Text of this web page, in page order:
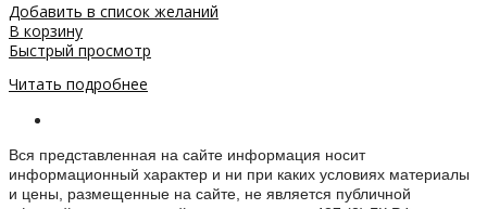
Добавить в список желаний
В корзину
Быстрый просмотр
Читать подробнее
Вся представленная на сайте информация носит
информационный характер и ни при каких условиях материалы
и цены, размещенные на сайте, не является публичной